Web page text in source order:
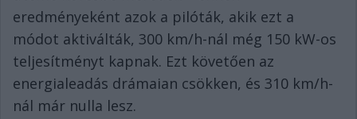
eredményeként azok a pilóták, akik ezt a
módot aktiválták, 300 km/h-nál még 150 kW-os
teljesítményt kapnak. Ezt követően az
energialeadás drámaian csökken, és 310 km/h-
nál már nulla lesz.